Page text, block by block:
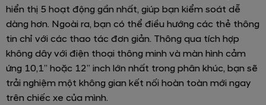
hiển thị 5 hoạt động gần nhất, giúp bạn kiểm soát dễ
dàng hơn. Ngoài ra, bạn có thể điều hướng các thẻ thông
tin chỉ với các thao tác đơn giản. Thông qua tích hợp
không dây với điện thoại thông minh và màn hình cảm
ứng 10,1” hoặc 12” inch lớn nhất trong phân khúc, bạn sẽ
trải nghiệm một không gian kết nối hoàn toàn mới ngay
trên chiếc xe của mình.